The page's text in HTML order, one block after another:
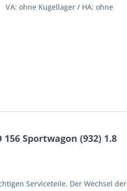
VA: ohne Kugellager / HA: ohne
Sportwagon (932) 1.8
Serviceteile. Der Wechsel der